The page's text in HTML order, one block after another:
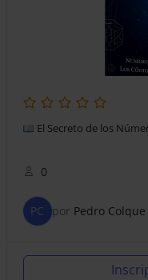
El Secreto de los
0
PC por Pedro